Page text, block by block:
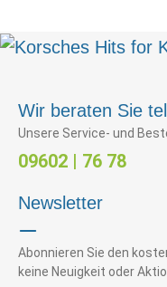
Wir beraten Sie
Unsere Service- und
09602 | 76 78
Newsletter
Abonnieren Sie den
keine Neuigkeit oder